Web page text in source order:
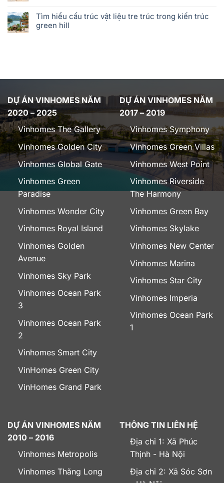
Tìm hiểu cấu trúc vật liệu tre trúc trong kiến trúc
green hill
DỰ ÁN VINHOMES NĂM
2020 – 2025
Vinhomes The Gallery
Vinhomes Golden City
Vinhomes Global Gate
Vinhomes Green
Paradise
Vinhomes Wonder City
Vinhomes Royal Island
Vinhomes Golden
Avenue
Vinhomes Sky Park
Vinhomes Ocean Park
3
Vinhomes Ocean Park
2
Vinhomes Smart City
VinHomes Green City
VinHomes Grand Park
DỰ ÁN VINHOMES NĂM
2017 – 2019
Vinhomes Symphony
Vinhomes Green Villas
Vinhomes West Point
Vinhomes Riverside
The Harmony
Vinhomes Green Bay
Vinhomes Skylake
Vinhomes New Center
Vinhomes Marina
Vinhomes Star City
Vinhomes Imperia
Vinhomes Ocean Park
1
DỰ ÁN VINHOMES NĂM
2010 – 2016
Vinhomes Metropolis
Vinhomes Thăng Long
THÔNG TIN LIÊN HỆ
Địa chỉ 1: Xã Phúc
Thịnh - Hà Nội
Địa chỉ 2: Xã Sóc Sơn